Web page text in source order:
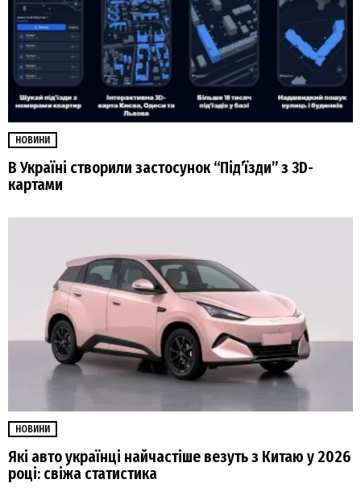
НОВИНИ
В Україні створили застосунок “Під’їзди” з 3D-
картами
НОВИНИ
Які авто українці найчастіше везуть з Китаю у 2026
році: свіжа статистика